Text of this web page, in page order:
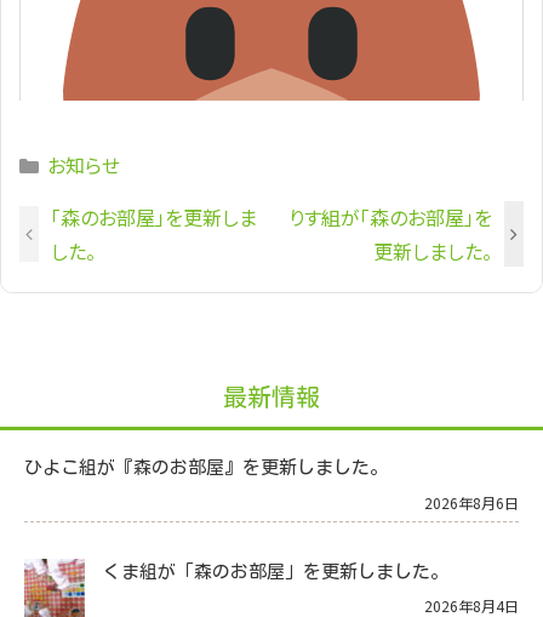
Categories
お知らせ
「森のお部屋」を更新しま
した。
りす組が「森のお部屋」を
更新しました。
最新情報
ひよこ組が『森のお部屋』を更新しました。
2026年8月6日
くま組が「森のお部屋」を更新しました。
2026年8月4日